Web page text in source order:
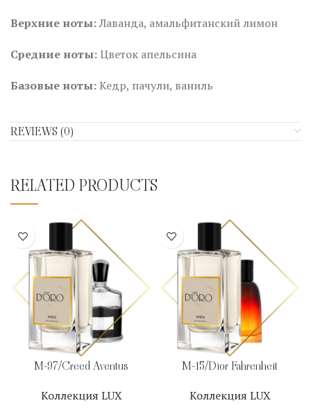
Верхние ноты:Лаванда, амальфитанский лимон
Средние ноты: Цветок апельсина
Базовые ноты: Кедр, пачули, ваниль
REVIEWS (0)
RELATED PRODUCTS
M-97/Creed Aventus
Коллекция LUX
M-15/Dior Fahrenheit
Коллекция LUX